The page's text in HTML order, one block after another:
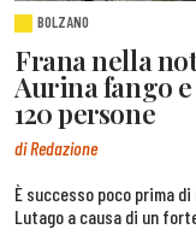
BOLZANO
Frana nella
Aurina fango
120 persone
di Redazione
È successo poco prima
Lutago a causa di un